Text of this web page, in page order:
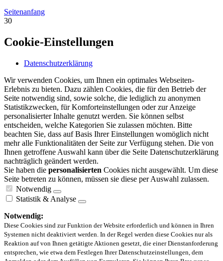
Seitenanfang
30
Cookie-Einstellungen
Datenschutzerklärung
Wir verwenden Cookies, um Ihnen ein optimales Webseiten-
Erlebnis zu bieten. Dazu zählen Cookies, die für den Betrieb der
Seite notwendig sind, sowie solche, die lediglich zu anonymen
Statistikzwecken, für Komforteinstellungen oder zur Anzeige
personalisierter Inhalte genutzt werden. Sie können selbst
entscheiden, welche Kategorien Sie zulassen möchten. Bitte
beachten Sie, dass auf Basis Ihrer Einstellungen womöglich nicht
mehr alle Funktionalitäten der Seite zur Verfügung stehen. Die von
Ihnen getroffene Auswahl kann über die Seite Datenschutzerklärung
nachträglich geändert werden.
Sie haben die personalisierten Cookies nicht ausgewählt. Um diese
Seite betreten zu können, müssen sie diese per Auswahl zulassen.
Notwendig
Statistik & Analyse
Notwendig:
Diese Cookies sind zur Funktion der Website erforderlich und können in Ihren
Systemen nicht deaktiviert werden. In der Regel werden diese Cookies nur als
Reaktion auf von Ihnen getätigte Aktionen gesetzt, die einer Dienstanforderung
entsprechen, wie etwa dem Festlegen Ihrer Datenschutzeinstellungen, dem